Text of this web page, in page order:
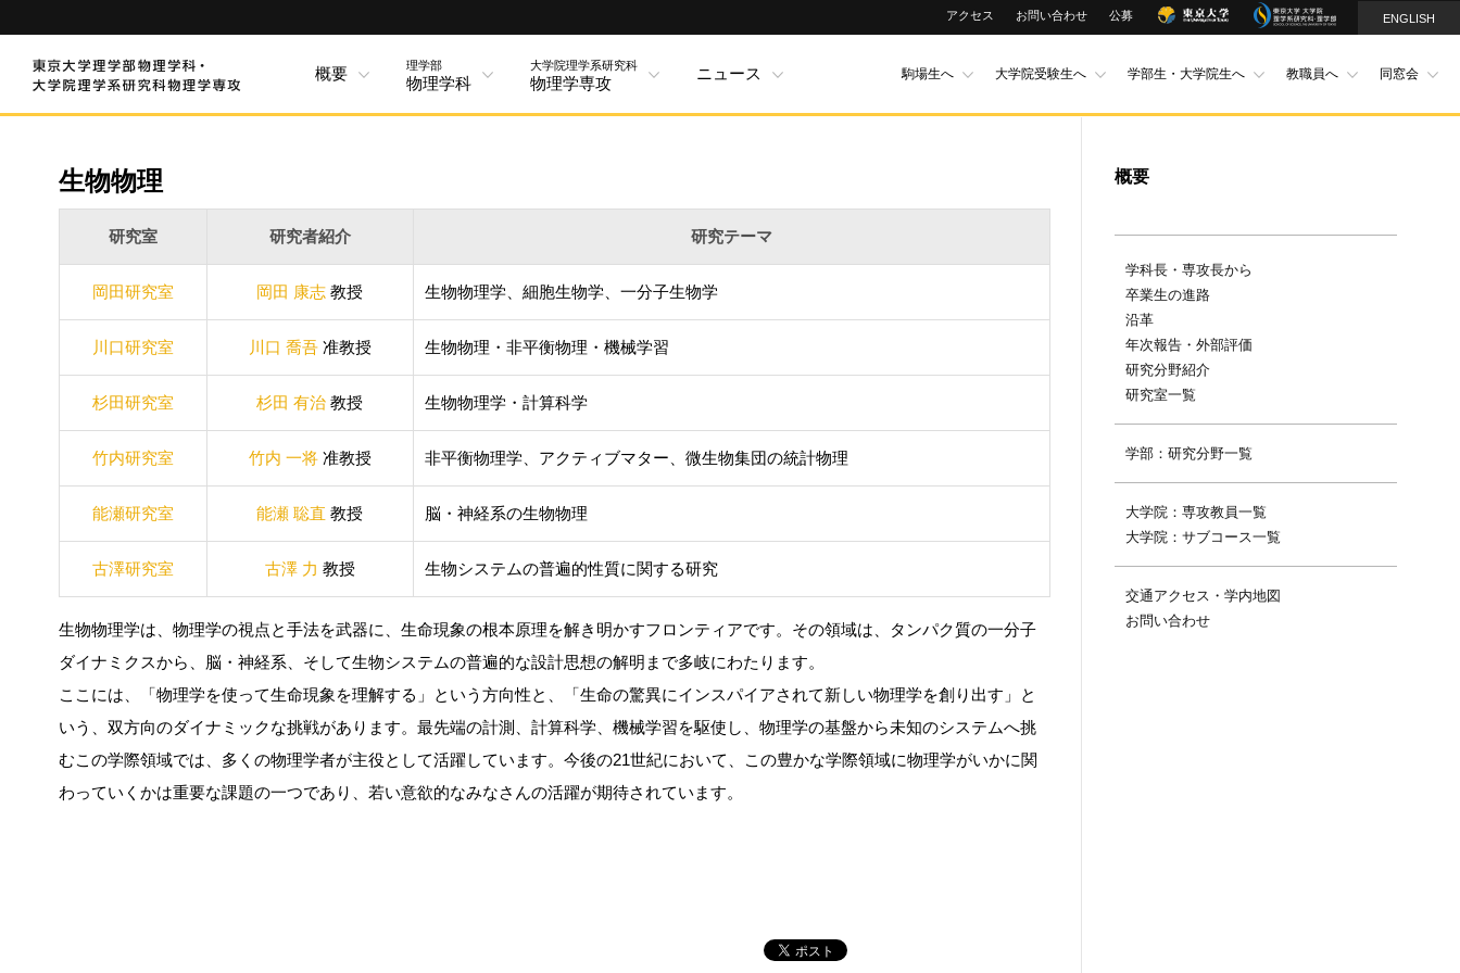
アクセス お問い合わせ 公募 ENGLISH
概要 理学部
物理学科
大学院理学系研究科
物理学専攻
ニュース 駒場生へ 大学院受験生へ 学部生・大学院生へ 教職員へ 同窓会
生物物理
研究室 研究者紹介 研究テーマ
岡田研究室 岡田 康志 教授 生物物理学、細胞生物学、一分子生物学
川口研究室 川口 喬吾准教授 生物物理・非平衡物理・機械学習
杉田研究室 杉田 有治 教授 生物物理学・計算科学
竹内研究室 竹内 一将准教授 非平衡物理学、アクティブマター、微生物集団の統計物理
能瀬研究室 能瀬 聡直 教授 脳・神経系の生物物理
古澤研究室 古澤 力 教授 生物システムの普遍的性質に関する研究
生物物理学は、物理学の視点と手法を武器に、生命現象の根本原理を解き明かすフロンティアです。その領域は、タンパク質の一分子
ダイナミクスから、脳・神経系、そして生物システムの普遍的な設計思想の解明まで多岐にわたります。
ここには、「物理学を使って生命現象を理解する」という方向性と、「生命の驚異にインスパイアされて新しい物理学を創り出す」と
いう、双方向のダイナミックな挑戦があります。最先端の計測、計算科学、機械学習を駆使し、物理学の基盤から未知のシステムへ挑
むこの学際領域では、多くの物理学者が主役として活躍しています。今後の21世紀において、この豊かな学際領域に物理学がいかに関
わっていくかは重要な課題の一つであり、若い意欲的なみなさんの活躍が期待されています。
概要
学科長・専攻長から
卒業生の進路
沿革
年次報告・外部評価
研究分野紹介
研究室一覧
学部：研究分野一覧
大学院：専攻教員一覧
大学院：サブコース一覧
交通アクセス・学内地図
お問い合わせ